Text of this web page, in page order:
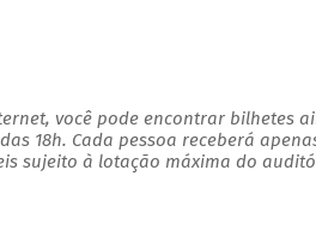
você pode encontrar bilhetes
18h. Cada pessoa receberá
sujeito à lotação máxima do